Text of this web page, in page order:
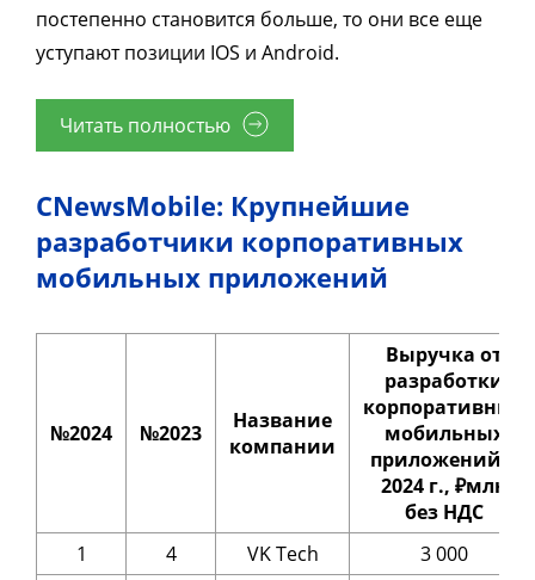
постепенно становится больше, то они все еще
уступают позиции IOS и Android.
Читать полностью
CNewsMobile: Крупнейшие
разработчики корпоративных
мобильных приложений
№2024 №2023
Название
компании
Выручка от
разработки
корпоративных
мобильных
приложений в
2024 г., ₽млн
без НДС
1
4 VK Tech
3 000